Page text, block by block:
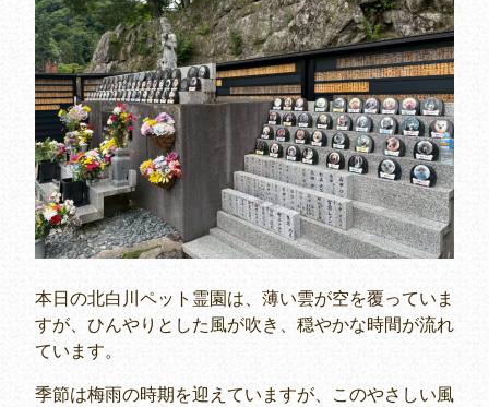
本日の北白川ペット霊園は、薄い雲が空を覆っていま
すが、ひんやりとした風が吹き、穏やかな時間が流れ
ています。
季節は梅雨の時期を迎えていますが、このやさしい風